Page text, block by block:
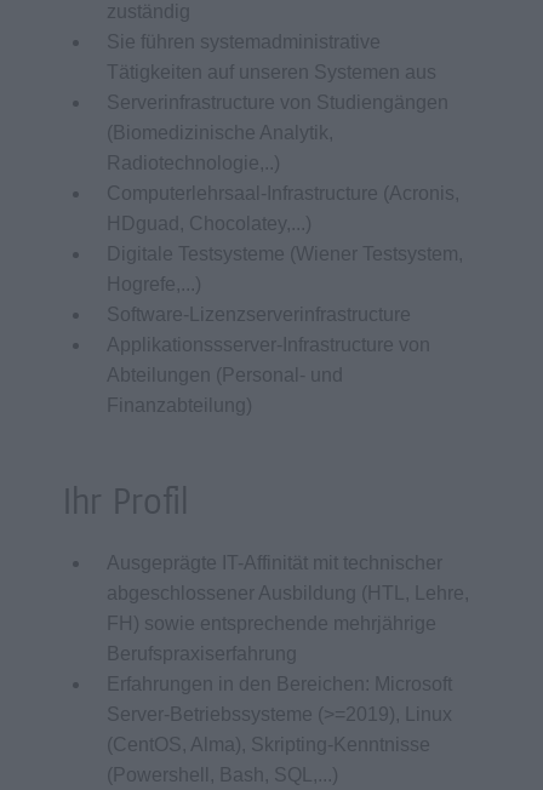
zuständig
Sie führen systemadministrative
Tätigkeiten auf unseren Systemen aus
Serverinfrastructure von Studiengängen
(Biomedizinische Analytik,
Radiotechnologie,..)
Computerlehrsaal-Infrastructure (Acronis,
HDguad, Chocolatey,...)
Digitale Testsysteme (Wiener Testsystem,
Hogrefe,...)
Software-Lizenzserverinfrastructure
Applikationssserver-Infrastructure von
Abteilungen (Personal- und
Finanzabteilung)
Ihr Profil
Ausgeprägte IT-Affinität mit technischer
abgeschlossener Ausbildung (HTL, Lehre,
FH) sowie entsprechende mehrjährige
Berufspraxiserfahrung
Erfahrungen in den Bereichen: Microsoft
Server-Betriebssysteme (>=2019), Linux
(CentOS, Alma), Skripting-Kenntnisse
(Powershell, Bash, SQL,...)